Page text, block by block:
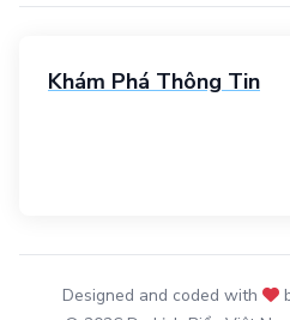
Khám Phá Thông Tin
Designed and coded with